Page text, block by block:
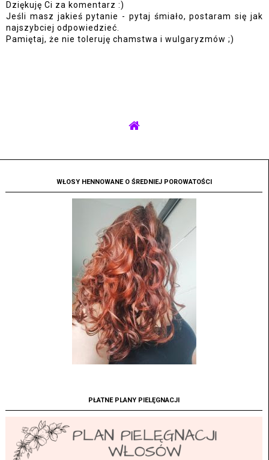
Dziękuję Ci za komentarz :)
Jeśli masz jakieś pytanie - pytaj śmiało, postaram się jak
najszybciej odpowiedzieć.
Pamiętaj, że nie toleruję chamstwa i wulgaryzmów ;)
WŁOSY HENNOWANE O ŚREDNIEJ POROWATOŚCI
PŁATNE PLANY PIELĘGNACJI